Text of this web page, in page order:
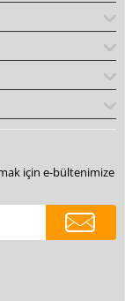
için e-bültenimize